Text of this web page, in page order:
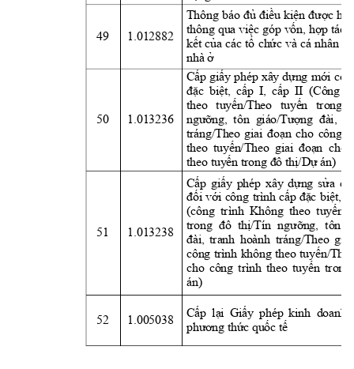
49 1.012882
Thông báo đủ điều kiện được
thông qua việc góp vốn, hợp tác
kết của các tổ chức và cá nhân
nhà ở
50 1.013236
Cấp giấy phép xây dựng mới
đặc biệt, cấp I, cấp II  (Công
theo
tuyến/Theo tuyến trong
ngưỡng,
  tôn
giáo/Tượng đài,
tráng/Theo giai đoạn cho công
theo tuyến/Theo giai đoạn
  cho
theo tuyến trong đô thị/Dự án)
51 1.013238
Cấp giấy phép xây dựng sửa
đối với công trình cấp đặc biệt,
(công  trình Không theo tuyến/
trong đô thị/Tín ngưỡng, tôn
đài, tranh hoành tráng/Theo
công trình không theo tuyến/
cho công trình theo tuyến trong
án)
52 1.005038
Cấp lại Giấy phép kinh  doanh
phương thức quốc tế